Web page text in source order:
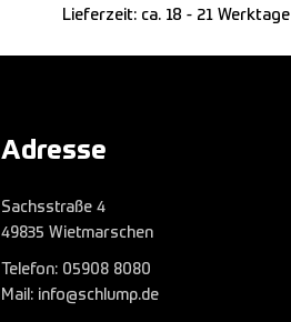
Lieferzeit: ca. 18 - 21 Werktage
Adresse
Sachsstraße 4
49835 Wietmarschen
Telefon: 05908 8080
Mail: info@schlump.de